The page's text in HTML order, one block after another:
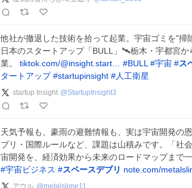
他社が撤退した技術を拾って起業。宇宙ゴミを"掃
日本のスタートアップ「BULL」🛰栃木・宇都宮か
業。 tiktok.com/@insight.start… #BULL #宇宙 #ス
タートアップ #startupinsight #人工衛星
startup Insight @StartupInsight3
天気予報も、豪雨の避難情報も、実は宇宙開発の
ブリ・国際ルールなど、課題は山積みです。「社
宙開発を、経済効果から未来のロードマップまで
#宇宙ビジネス #スペースデブリ note.com/
アウル @metalslime11